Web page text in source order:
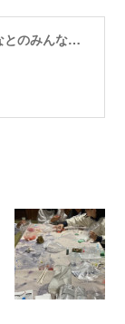
ひたちなか市造形教室｜みなとのみんなのアトリエ